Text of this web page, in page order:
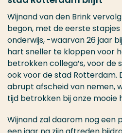
Wijnand van den Brink
begon, met de eerste
onderwijs, -waarvan 26 jaar
hart sneller te kloppen voor
betrokken collega’s, voor de
ook voor de stad Rotterdam.
abrupt afscheid van nemen,
tijd betrokken bij onze mooie
Wijnand zal daarom nog een